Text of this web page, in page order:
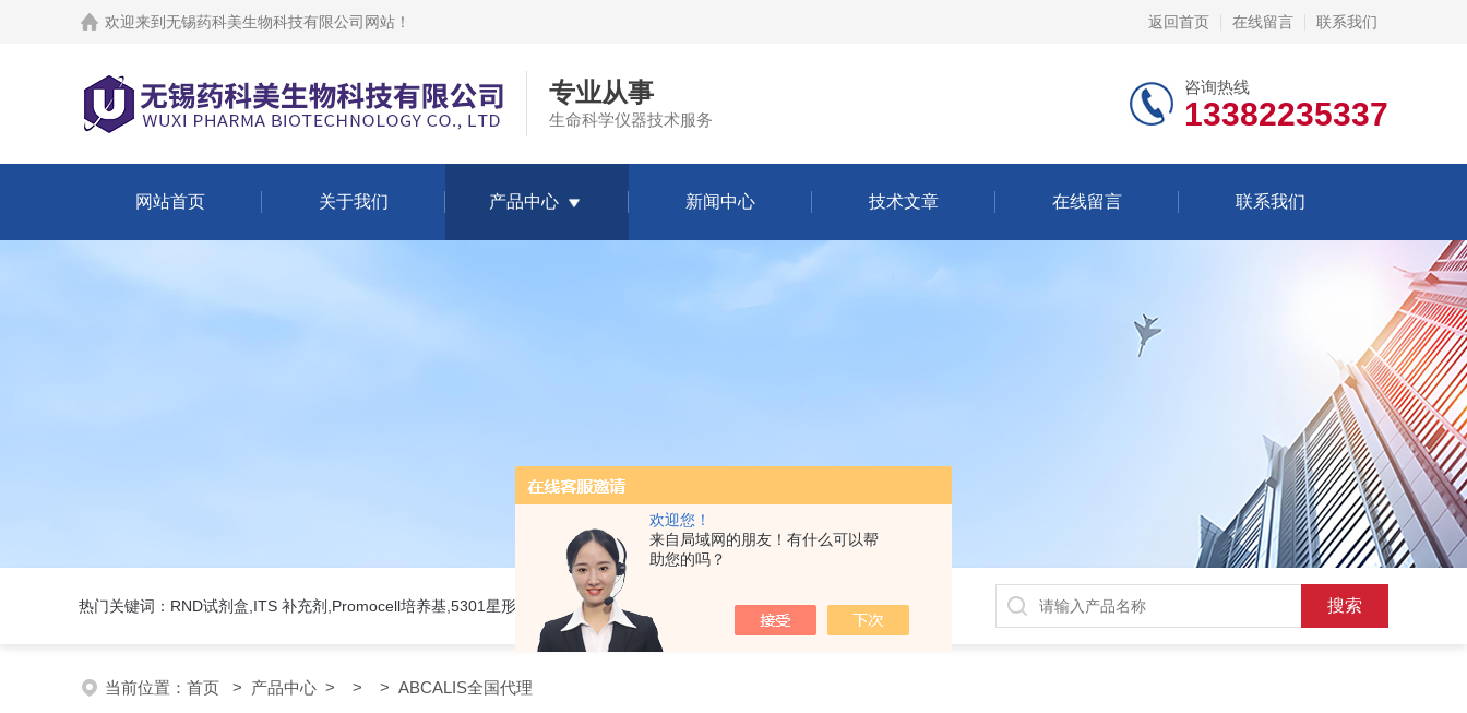
欢迎您！
来自局域网的朋友！有什么可以帮
助您的吗？
欢迎来到 无锡药科美生物科技有限公司网站 ！ 返回首页 在线留言 联系我们
专业从事
生命科学仪器技术服务
咨询热线
13382235337
网站首页 关于我们 产品中心 新闻中心 技术文章 在线留言 联系我们
热门关键词：RND试剂盒,ITS 补充剂,Promocell培养基,5301星形细胞培养基
当前位置： 首页 > 产品中心 > > > ABCALIS全国代理